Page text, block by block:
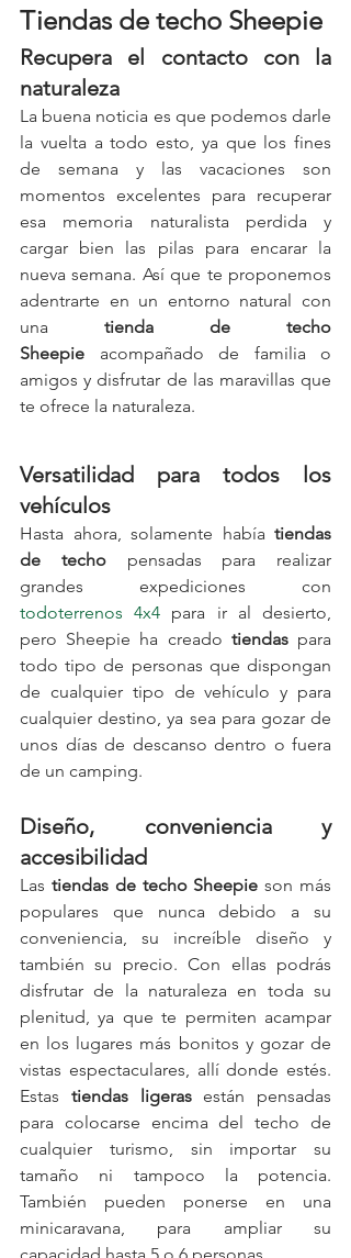
Tiendas de techo Sheepie
Recupera el contacto con la
naturaleza
La buena noticia es que podemos darle
la vuelta a todo esto, ya que los fines
de semana y las vacaciones son
momentos excelentes para recuperar
esa memoria naturalista perdida y
cargar bien las pilas para encarar la
nueva semana. Así que te proponemos
adentrarte en un entorno natural con
una tienda de techo
Sheepie acompañado de familia o
amigos y disfrutar de las maravillas que
te ofrece la naturaleza.
Versatilidad para todos los
vehículos
Hasta ahora, solamente había tiendas
de techo pensadas para realizar
todoterrenos 4x4 para ir al desierto,
pero Sheepie ha creado tiendas para
todo tipo de personas que dispongan
de cualquier tipo de vehículo y para
cualquier destino, ya sea para gozar de
unos días de descanso dentro o fuera
de un camping.
Diseño, conveniencia y
accesibilidad
Las tiendas de techo Sheepie son más
populares que nunca debido a su
conveniencia, su increíble diseño y
también su precio. Con ellas podrás
disfrutar de la naturaleza en toda su
plenitud, ya que te permiten acampar
en los lugares más bonitos y gozar de
vistas espectaculares, allí donde estés.
Estas tiendas ligeras están pensadas
para colocarse encima del techo de
cualquier turismo, sin importar su
tamaño ni tampoco la potencia.
También pueden ponerse en una
minicaravana, para ampliar su